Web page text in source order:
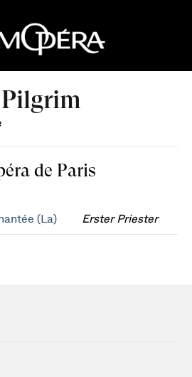
de Paris
(La) Erster Priester